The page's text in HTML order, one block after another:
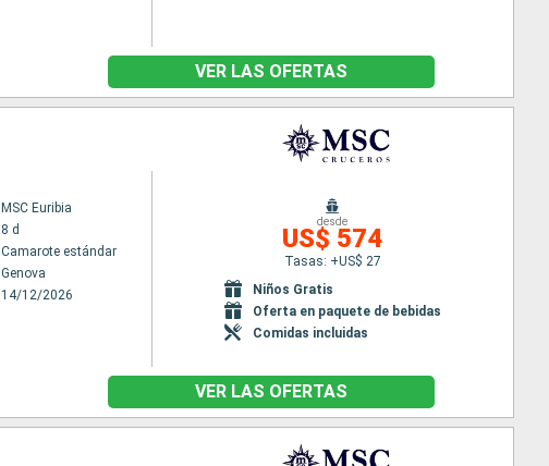
VER LAS OFERTAS
MSC Euribia
8 d
Camarote estándar
Genova
14/12/2026
desde
US$ 574
Tasas: +US$ 27
Niños Gratis
Oferta en paquete de bebidas
Comidas incluidas
VER LAS OFERTAS